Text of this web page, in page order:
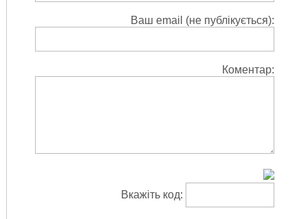
Ваш email (не публікується):
Коментар:
Вкажіть код: